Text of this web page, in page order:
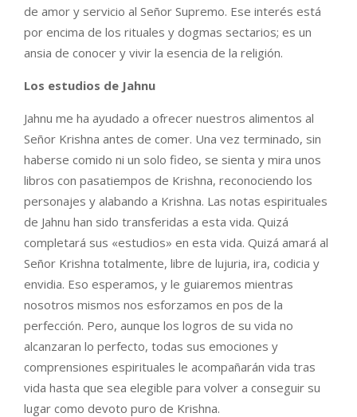
de amor y servicio al Señor Supremo. Ese interés está
por encima de los rituales y dogmas sectarios; es un
ansia de conocer y vivir la esencia de la religión.
Los estudios de Jahnu
Jahnu me ha ayudado a ofrecer nuestros alimentos al
Señor Krishna antes de comer. Una vez terminado, sin
haberse comido ni un solo fideo, se sienta y mira unos
libros con pasatiempos de Krishna, reconociendo los
personajes y alabando a Krishna. Las notas espirituales
de Jahnu han sido transferidas a esta vida. Quizá
completará sus «estudios» en esta vida. Quizá amará al
Señor Krishna totalmente, libre de lujuria, ira, codicia y
envidia. Eso esperamos, y le guiaremos mientras
nosotros mismos nos esforzamos en pos de la
perfección. Pero, aunque los logros de su vida no
alcanzaran lo perfecto, todas sus emociones y
comprensiones espirituales le acompañarán vida tras
vida hasta que sea elegible para volver a conseguir su
lugar como devoto puro de Krishna.